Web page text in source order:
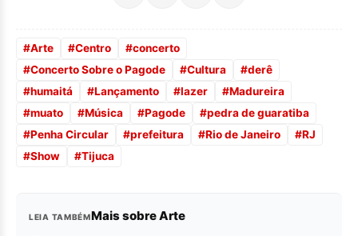
#Arte #Centro #concerto
#Concerto Sobre o Pagode #Cultura #derê
#humaitá #Lançamento #lazer #Madureira
#muato #Música #Pagode #pedra de guaratiba
#Penha Circular #prefeitura #Rio de Janeiro #RJ
#Show #Tijuca
LEIA TAMBÉMMais sobre Arte